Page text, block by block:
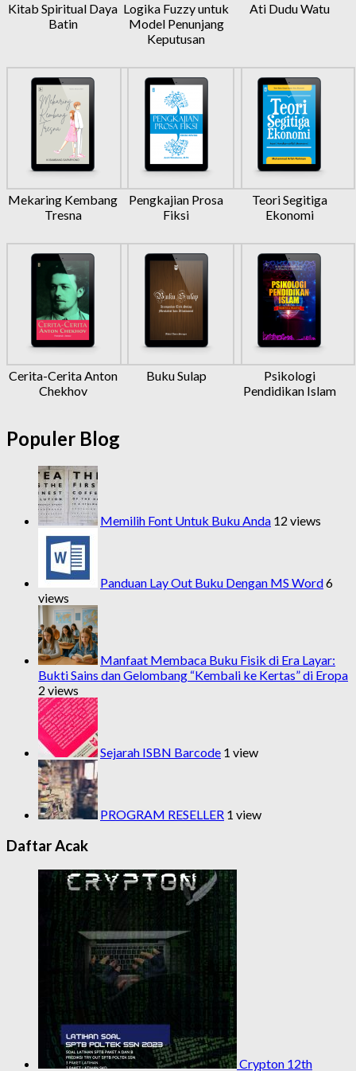
Kitab Spiritual Daya
Batin
Logika Fuzzy untuk
Model Penunjang
Keputusan
Ati Dudu Watu
Mekaring Kembang
Tresna
Pengkajian Prosa
Fiksi
Teori Segitiga
Ekonomi
Cerita-Cerita Anton
Chekhov
Buku Sulap
Psikologi
Pendidikan Islam
Populer Blog
Memilih Font Untuk Buku Anda 12 views
Panduan Lay Out Buku Dengan MS Word6
views
Manfaat Membaca Buku Fisik di Era Layar:
Bukti Sains dan Gelombang “Kembali ke Kertas” di Eropa
2 views
Sejarah ISBN Barcode 1 view
PROGRAM RESELLER 1 view
Daftar Acak
Crypton 12th